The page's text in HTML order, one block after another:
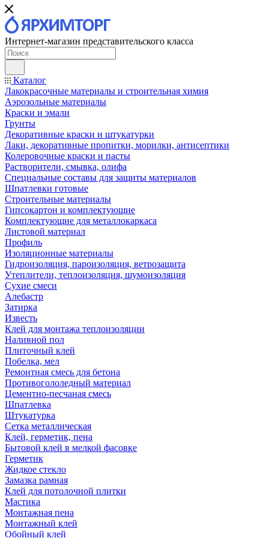
Интернет-магазин представительского класса
Каталог
Лакокрасочные материалы и строительная химия
Аэрозольные материалы
Краски и эмали
Грунты
Декоративные краски и штукатурки
Лаки, декоративные пропитки, морилки, антисептики
Колеровочные краски и пасты
Растворители, смывка, олифа
Специальные составы для защиты материалов
Шпатлевки готовые
Строительные материалы
Гипсокартон и комплектующие
Комплектующие для металлокаркаса
Листовой материал
Профиль
Изоляционные материалы
Гидроизоляция, пароизоляция, ветрозащита
Утеплители, теплоизоляция, шумоизоляция
Сухие смеси
Алебастр
Затирка
Известь
Клей для монтажа теплоизоляции
Наливной пол
Плиточный клей
Побелка, мел
Ремонтная смесь для бетона
Противогололедный материал
Цементно-песчаная смесь
Шпатлевка
Штукатурка
Сетка металлическая
Клей, герметик, пена
Бытовой клей в мелкой фасовке
Герметик
Жидкое стекло
Замазка рамная
Клей для потолочной плитки
Мастика
Монтажная пена
Монтажный клей
Обойный клей